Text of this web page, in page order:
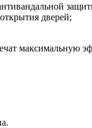
дверей;
максимальную